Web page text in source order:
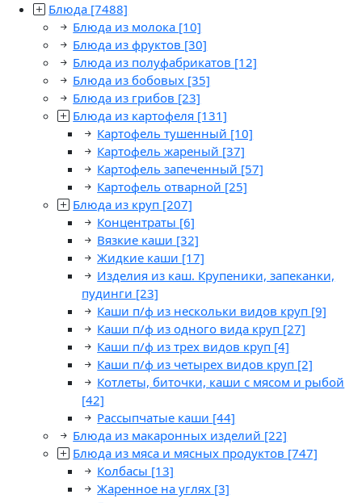
Блюда [7488]
Блюда из молока [10]
Блюда из фруктов [30]
Блюда из полуфабрикатов [12]
Блюда из бобовых [35]
Блюда из грибов [23]
Блюда из картофеля [131]
Картофель тушенный [10]
Картофель жареный [37]
Картофель запеченный [57]
Картофель отварной [25]
Блюда из круп [207]
Концентраты [6]
Вязкие каши [32]
Жидкие каши [17]
Изделия из каш. Крупеники, запеканки,
пудинги [23]
Каши п/ф из нескольки видов круп [9]
Каши п/ф из одного вида круп [27]
Каши п/ф из трех видов круп [4]
Каши п/ф из четырех видов круп [2]
Котлеты, биточки, каши с мясом и рыбой
[42]
Рассыпчатые каши [44]
Блюда из макаронных изделий [22]
Блюда из мяса и мясных продуктов [747]
Колбасы [13]
Жаренное на углях [3]